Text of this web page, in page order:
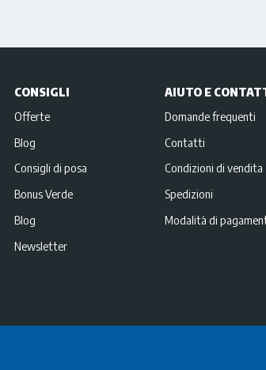
CONSIGLI
Offerte
Blog
Consigli di posa
Bonus Verde
Blog
Newsletter
AIUTO E
Domande frequenti
Contatti
Condizioni di vendita
Spedizioni
Modalità di